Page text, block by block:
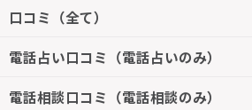
口コミ（全て）
電話占い口コミ（電話占いのみ）
電話相談口コミ（電話相談のみ）